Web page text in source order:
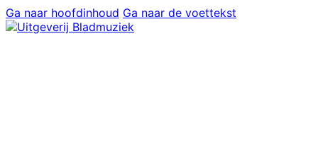
Ga naar hoofdinhoud Ga naar de voettekst